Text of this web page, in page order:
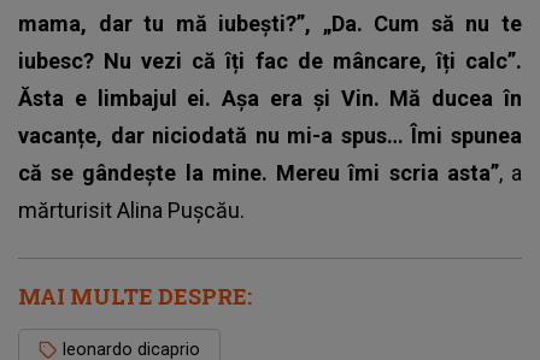
mama, dar tu mă iubești?”, „Da. Cum să nu te
iubesc? Nu vezi că îți fac de mâncare, îți calc”.
Ăsta e limbajul ei. Așa era și Vin. Mă ducea în
vacanțe, dar niciodată nu mi-a spus… Îmi spunea
că se gândește la mine. Mereu îmi scria asta”, a
mărturisit Alina Pușcău.
MAI MULTE DESPRE:
leonardo dicaprio